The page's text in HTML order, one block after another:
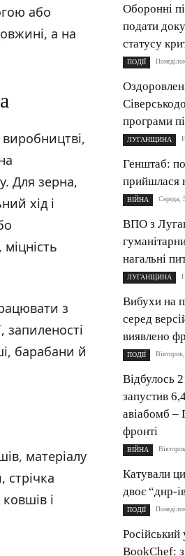
або
а на
Для зерна,
хід і
з
запиленості
барабани й
матеріалу
стрічка
і
Оборонні
подати
статусу
ПОДІЇ
програми
ЛУГАНЩИНА
Генштаб:
прийшлася
ВІЙНА Середа,
ВПО з
нагальні
ЛУГАНЩИНА
Вибухи на
серед
виявлено
ПОДІЇ
Відбулось
запустив
авіабомб –
фронті
ВІЙНА
Катували
двоє “днр-
ПОДІЇ
BookChef: